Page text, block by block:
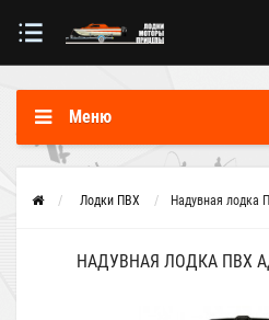
Меню
Лодки ПВХ Надувная
НАДУВНАЯ ЛОДКА ПВХ